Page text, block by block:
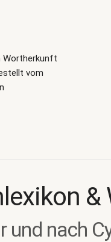
Wortherkunft
vom
&
und nach